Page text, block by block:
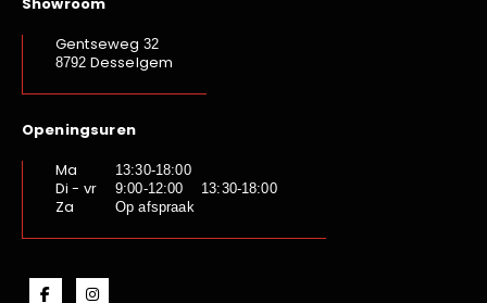
Gentseweg 32
8792 Desselgem
Openingsuren
Ma
13:30-18:00
Di - vr 9:00-12:00 13:30-18:00
Za Op afspraak